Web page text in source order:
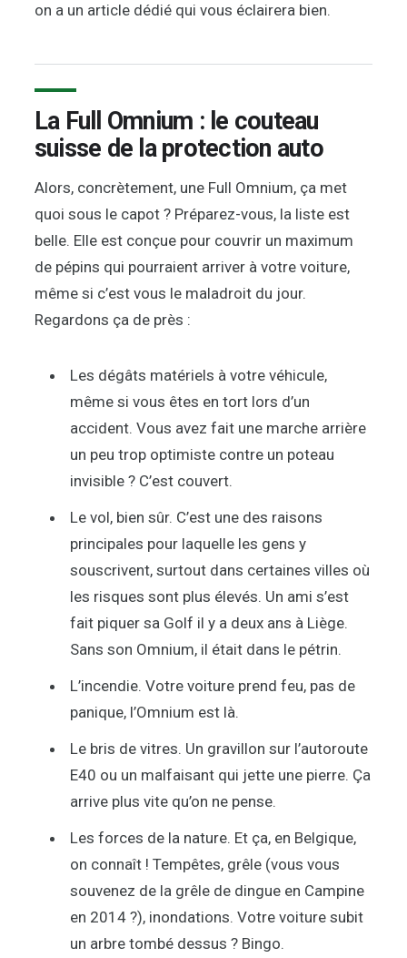
on a un article dédié qui vous éclairera bien.
La Full Omnium : le couteau
suisse de la protection auto
Alors, concrètement, une Full Omnium, ça met
quoi sous le capot ? Préparez-vous, la liste est
belle. Elle est conçue pour couvrir un maximum
de pépins qui pourraient arriver à votre voiture,
même si c’est vous le maladroit du jour.
Regardons ça de près :
Les dégâts matériels à votre véhicule,
même si vous êtes en tort lors d’un
accident. Vous avez fait une marche arrière
un peu trop optimiste contre un poteau
invisible ? C’est couvert.
Le vol, bien sûr. C’est une des raisons
principales pour laquelle les gens y
souscrivent, surtout dans certaines villes où
les risques sont plus élevés. Un ami s’est
fait piquer sa Golf il y a deux ans à Liège.
Sans son Omnium, il était dans le pétrin.
L’incendie. Votre voiture prend feu, pas de
panique, l’Omnium est là.
Le bris de vitres. Un gravillon sur l’autoroute
E40 ou un malfaisant qui jette une pierre. Ça
arrive plus vite qu’on ne pense.
Les forces de la nature. Et ça, en Belgique,
on connaît ! Tempêtes, grêle (vous vous
souvenez de la grêle de dingue en Campine
en 2014 ?), inondations. Votre voiture subit
un arbre tombé dessus ? Bingo.